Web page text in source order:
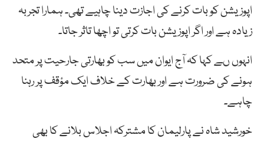
اپوزیشن کو بات کرنے کی اجازت دینا چاہیے تھی۔ ہمارا تجربہ
زیادہ ہے اور اگر اپوزیشن بات کرتی تو اچھا تاثر جاتا۔
انہوں ںے کہا کہ آج ایوان میں سب کو بھارتی جارحیت پر متحد
ہونے کی ضرورت ہے اور بھارت کے خلاف ایک مؤقف پر رہنا
چاہے۔
خورشید شاہ نے پارلیمان کا مشترکہ اجلاس بلانے کا بھی